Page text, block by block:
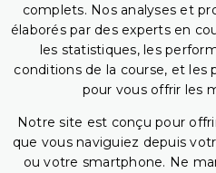
complets. Nos analyses et
élaborés par des experts en
les statistiques, les
conditions de la course, et les
pour vous offrir les
Notre site est conçu pour
que vous naviguiez depuis
ou votre smartphone. Ne